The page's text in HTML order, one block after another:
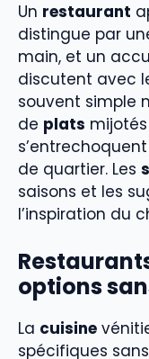
Un restaurant
distingue par
main, et un
discutent avec
souvent simple
de plats
de quartier. Les
saisons et les
l’inspiration du
options
La cuisine
spécifiques